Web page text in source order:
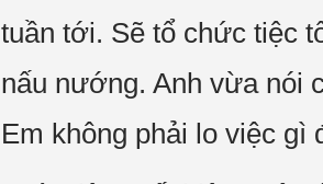
tuần tới. Sẽ tổ chức tiệc
nấu nướng. Anh vừa nói
Em không phải lo việc gì